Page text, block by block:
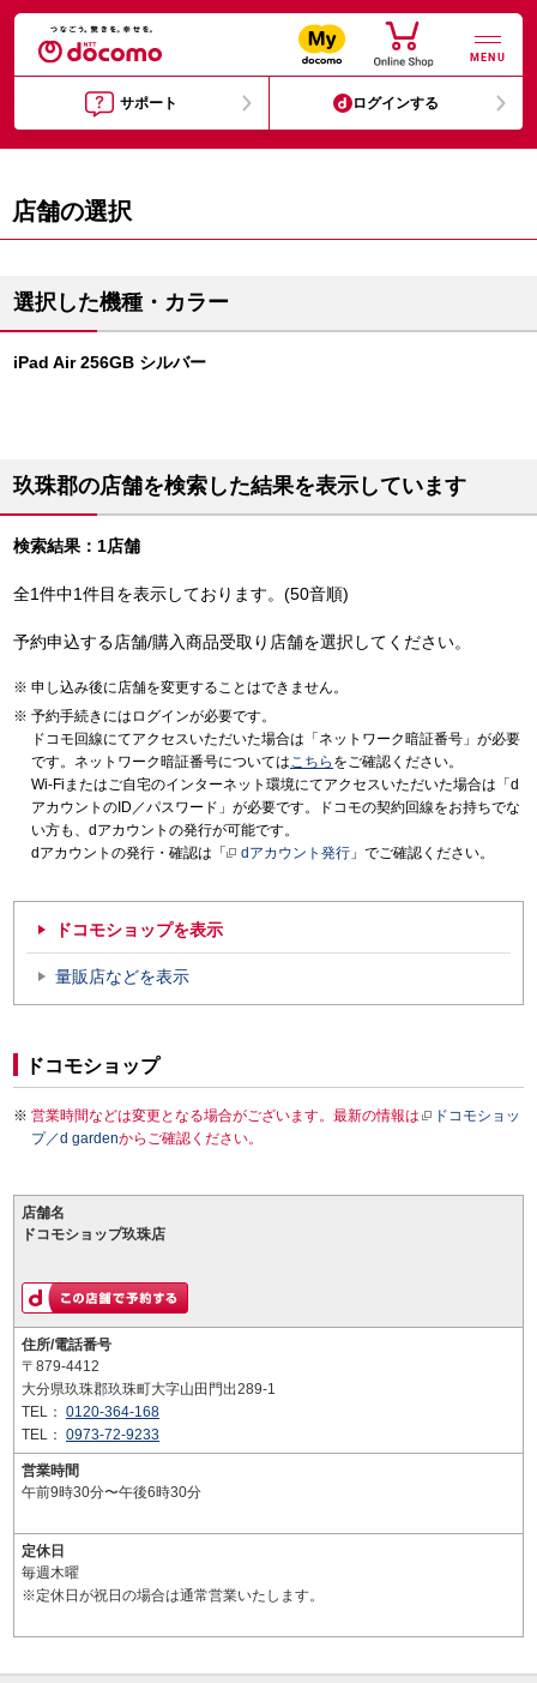
MENU
サポート ログインする
店舗の選択
選択した機種・カラー
iPad Air 256GB シルバー
玖珠郡の店舗を検索した結果を表示しています
検索結果：1店舗
全1件中1件目を表示しております。(50音順)
予約申込する店舗/購入商品受取り店舗を選択してください。
申し込み後に店舗を変更することはできません。
予約手続きにはログインが必要です。
ドコモ回線にてアクセスいただいた場合は「ネットワーク暗証番号」が必要
です。ネットワーク暗証番号についてはこちら をご確認ください。
Wi-Fiまたはご自宅のインターネット環境にてアクセスいただいた場合は「d
アカウントのID／パスワード」が必要です。ドコモの契約回線をお持ちでな
い方も、dアカウントの発行が可能です。
dアカウントの発行・確認は「
dアカウント発行 」でご確認ください。
ドコモショップを表示
量販店などを表示
ドコモショップ
営業時間などは変更となる場合がございます。最新の情報は
ドコモショッ
プ／d gardenからご確認ください。
店舗名
ドコモショップ玖珠店
住所/電話番号
〒879-4412
大分県玖珠郡玖珠町大字山田門出289-1
TEL： 0120-364-168
TEL： 0973-72-9233
営業時間
午前9時30分〜午後6時30分
定休日
毎週木曜
※定休日が祝日の場合は通常営業いたします。